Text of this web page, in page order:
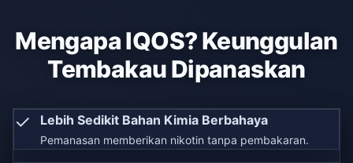
Mengapa IQOS? Keunggulan
Tembakau Dipanaskan
✓ Lebih Sedikit Bahan Kimia Berbahaya
Pemanasan memberikan nikotin tanpa pembakaran.